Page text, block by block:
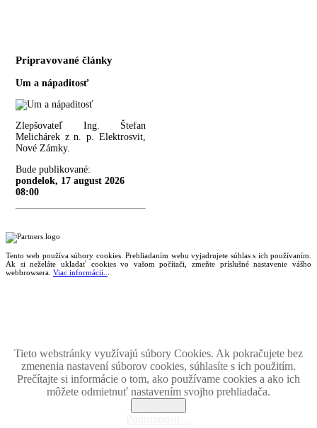
Pripravované články
Um a nápaditosť
Zlepšovateľ Ing. Štefan
Melichárek z n. p. Elektrosvit,
Nové Zámky.
Bude publikované:
pondelok, 17 august 2026
08:00
Tento web používa súbory cookies. Prehliadaním webu vyjadrujete súhlas s ich používaním.
Ak si neželáte ukladať cookies vo vašom počítači, zmeňte príslušné nastavenie vášho
webbrowsera. Viac informácií..
Tieto webstránky využívajú súbory Cookies. Ak pokračujete bez
zmenenia nastavení súborov cookies, súhlasíte s ich použitím.
Prečítajte si informácie o tom, ako používame cookies a ako ich
môžete odmietnuť nastavením svojho prehliadača.